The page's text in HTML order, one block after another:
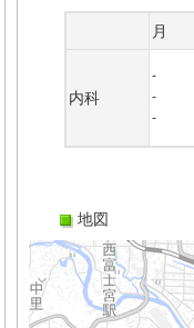
月
内科
-
-
-
地図